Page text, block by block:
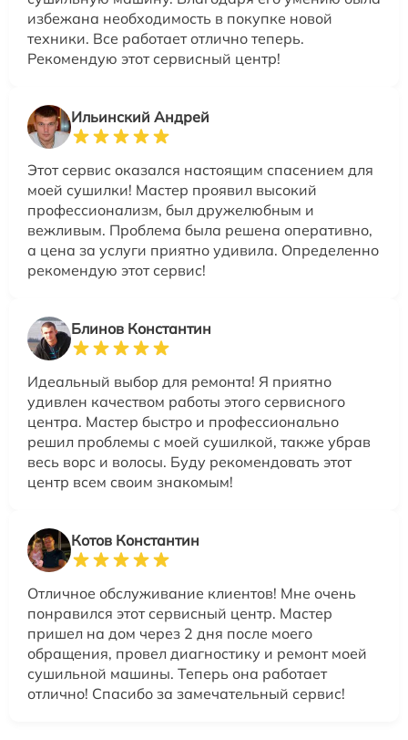
избежана необходимость в покупке новой
техники. Все работает отлично теперь.
Рекомендую этот сервисный центр!
Ильинский Андрей
Этот сервис оказался настоящим спасением для
моей сушилки! Мастер проявил высокий
профессионализм, был дружелюбным и
вежливым. Проблема была решена оперативно,
а цена за услуги приятно удивила. Определенно
рекомендую этот сервис!
Блинов Константин
Идеальный выбор для ремонта! Я приятно
удивлен качеством работы этого сервисного
центра. Мастер быстро и профессионально
решил проблемы с моей сушилкой, также убрав
весь ворс и волосы. Буду рекомендовать этот
центр всем своим знакомым!
Котов Константин
Отличное обслуживание клиентов! Мне очень
понравился этот сервисный центр. Мастер
пришел на дом через 2 дня после моего
обращения, провел диагностику и ремонт моей
сушильной машины. Теперь она работает
отлично! Спасибо за замечательный сервис!